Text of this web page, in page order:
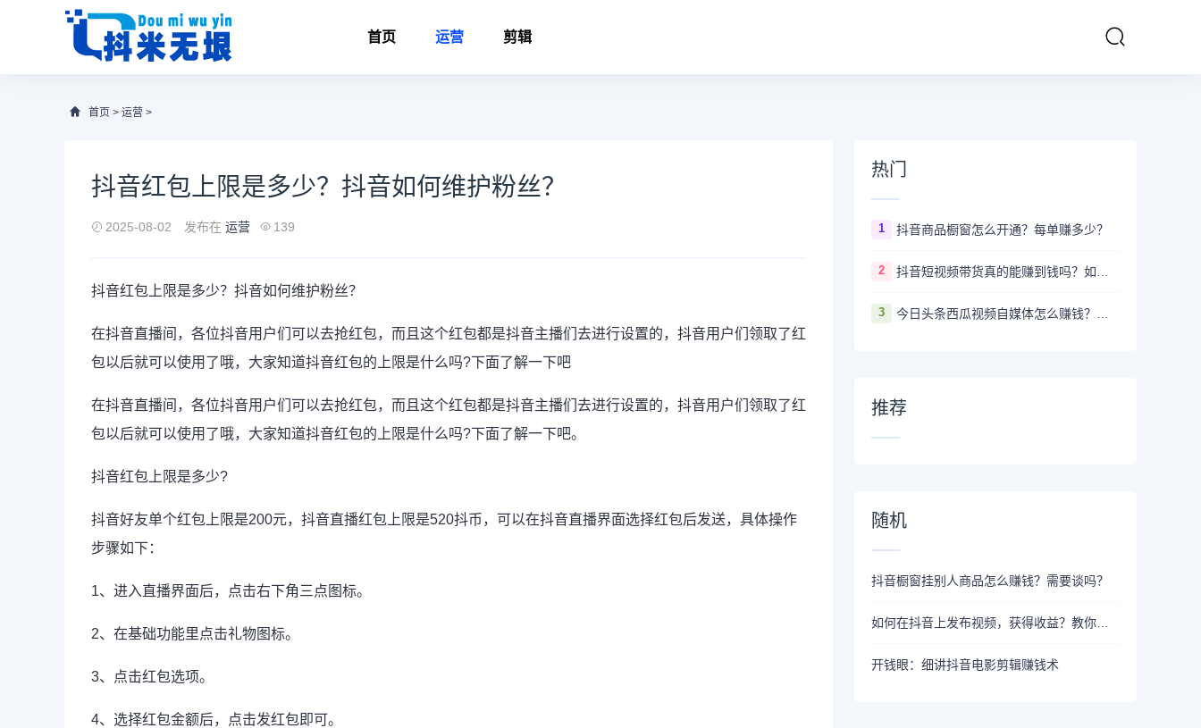
首页 运营 剪辑
首页 > 运营 >
抖音红包上限是多少？抖音如何维护粉丝？
2025-08-02 发布在 运营 139
抖音红包上限是多少？抖音如何维护粉丝？
在抖音直播间，各位抖音用户们可以去抢红包，而且这个红包都是抖音主播们去进行设置的，抖音用户们领取了红
包以后就可以使用了哦，大家知道抖音红包的上限是什么吗?下面了解一下吧
在抖音直播间，各位抖音用户们可以去抢红包，而且这个红包都是抖音主播们去进行设置的，抖音用户们领取了红
包以后就可以使用了哦，大家知道抖音红包的上限是什么吗?下面了解一下吧。
抖音红包上限是多少?
抖音好友单个红包上限是200元，抖音直播红包上限是520抖币，可以在抖音直播界面选择红包后发送，具体操作
步骤如下：
1、进入直播界面后，点击右下角三点图标。
2、在基础功能里点击礼物图标。
3、点击红包选项。
4、选择红包金额后，点击发红包即可。
热门
1 抖音商品橱窗怎么开通？每单赚多少？
2
3
推荐
随机
抖音橱窗挂别人商品怎么赚钱？需要谈吗？
开钱眼：细讲抖音电影剪辑赚钱术